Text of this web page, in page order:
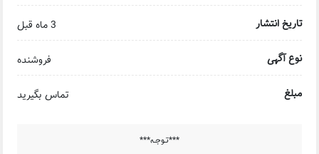
تاریخ انتشار 3 ماه قبل
نوع آگهی فروشنده
مبلغ تماس بگیرید
***تـوجـه***